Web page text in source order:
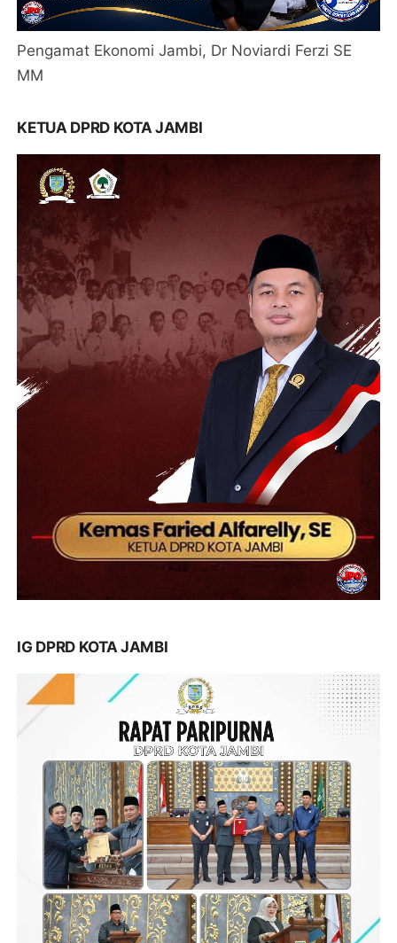
Pengamat Ekonomi Jambi, Dr Noviardi Ferzi SE
MM
KETUA DPRD KOTA JAMBI
IG DPRD KOTA JAMBI